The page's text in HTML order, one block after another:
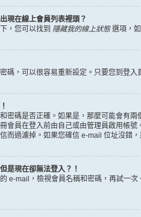
現在線上會員列表裡頭？
，您可以找到 隱藏我的線上狀態選項，
碼，可以很容易重新設定。只要您到登入
密碼是否正確。如果是，那麼可能會有
會員在登入前由自己或由管理員啟用帳
而過濾掉。如果您確信 e-mail 位址沒錯，
是現在卻無法登入？！
e-mail，檢視會員名稱和密碼，再試一